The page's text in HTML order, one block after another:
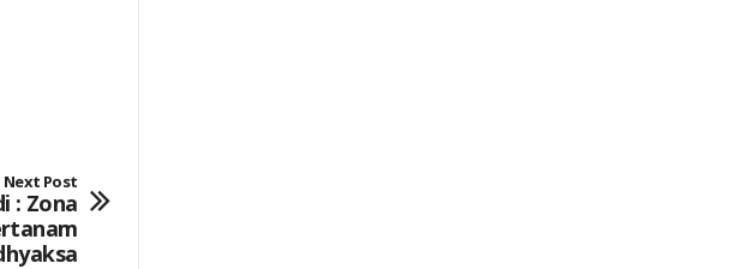
Next Post
: Zona